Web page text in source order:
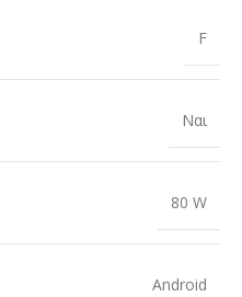
F
Ναι
80 W
Android